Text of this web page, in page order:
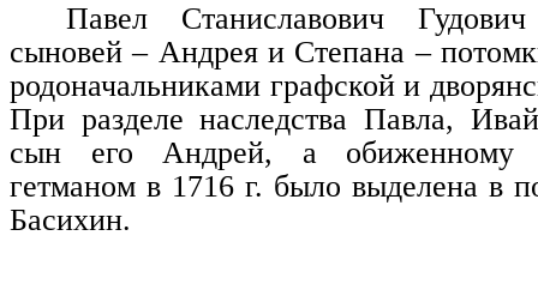
Павел Станиславович
сыновей – Андрея и Степана –
родоначальниками графской и
При разделе наследства Павла,
сын его Андрей, а обиженному
гетманом в 1716 г. было выделена в
Басихин.